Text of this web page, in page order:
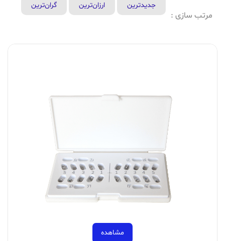
مرتب سازی :
جدید‌ترین ارزان‌ترین گران‌ترین
مشاهده